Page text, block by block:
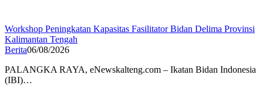
Workshop Peningkatan Kapasitas Fasilitator Bidan Delima Provinsi
Kalimantan Tengah
Berita06/08/2026
PALANGKA RAYA, eNewskalteng.com – Ikatan Bidan Indonesia
(IBI)…